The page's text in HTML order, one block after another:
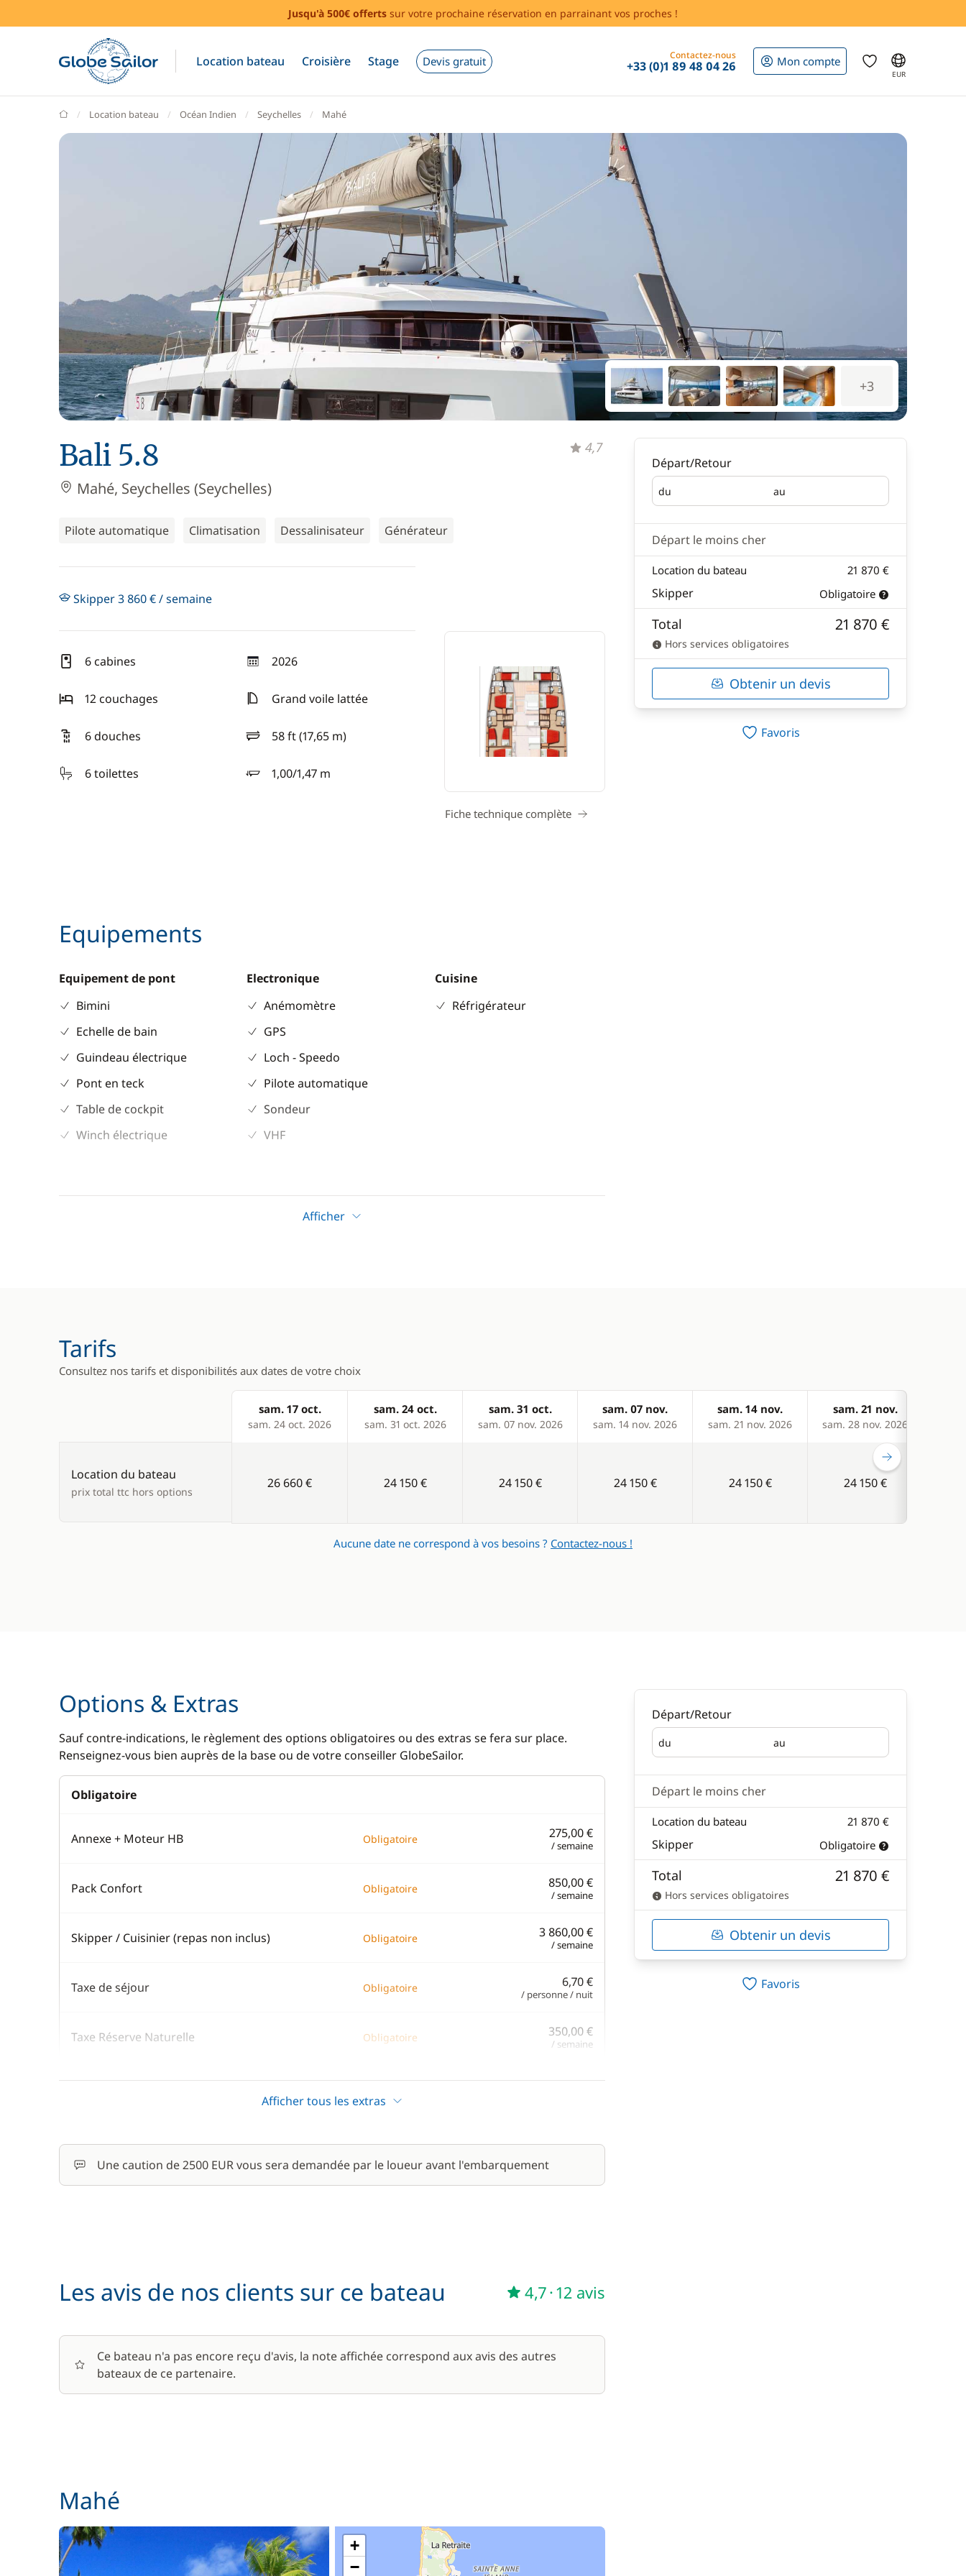
Jusqu'à 500€ offerts sur votre prochaine réservation en parrainant vos proches !
Location bateau Croisière Stage Devis gratuit Contactez-nous
+33 (0)1 89 48 04 26 Mon compte
EUR
GlobeSailor
Location bateau Océan Indien Seychelles Mahé
+3
Bali 5.8
Mahé, Seychelles (Seychelles)
Pilote automatique Climatisation Dessalinisateur Générateur
4,7
Skipper 3 860 € / semaine
6 cabines 2026
année
12 couchages
Grand voile lattée
6 douches 58 ft (17,65 m)
longueur
6 toilettes
1,00/1,47 m
tirant d'eau
Fiche technique complète
Equipements
Equipement de pont
Bimini
Echelle de bain
Guindeau électrique
Pont en teck
Table de cockpit
Winch électrique
Electronique
Anémomètre
GPS
Loch - Speedo
Pilote automatique
Sondeur
VHF
Cuisine
Réfrigérateur
Afficher
Départ/Retour
du
Départ au
Retour
Départ le moins cher
Location du bateau 21 870 €
Skipper Obligatoire
Total 21 870 €
Hors services obligatoires
Obtenir un devis
Favoris
Tarifs
Consultez nos tarifs et disponibilités aux dates de votre choix
Products
sam. 17 oct.
sam. 24 oct. 2026
sam. 24 oct.
sam. 31 oct. 2026
sam. 31 oct.
sam. 07 nov. 2026
sam. 07 nov.
sam. 14 nov. 2026
sam. 14 nov.
sam. 21 nov. 2026
sam. 21 nov.
sam. 28 nov. 2026
Location du bateau
prix total ttc hors options
26 660 € 24 150 € 24 150 € 24 150 € 24 150 € 24 150 €
Aucune date ne correspond à vos besoins ? Contactez-nous !
Options & Extras
Sauf contre-indications, le règlement des options obligatoires ou des extras se fera sur place.
Renseignez-vous bien auprès de la base ou de votre conseiller GlobeSailor.
Obligatoire
Annexe + Moteur HB Obligatoire 275,00 €
/ semaine
Pack Confort Obligatoire 850,00 €
/ semaine
Skipper / Cuisinier (repas non inclus) Obligatoire 3 860,00 €
/ semaine
Taxe de séjour Obligatoire 6,70 €
/ personne / nuit
Taxe Réserve Naturelle Obligatoire 350,00 €
/ semaine
Hôtesse (repas non inclus) / semaine
95,00 €
Pension complète 225,00 €
/ semaine
À partir de
/ semaine
Afficher tous les extras
Une caution de 2500 EUR vous sera demandée par le loueur avant l'embarquement
Les avis de nos clients sur ce bateau 4,7·12 avis
Ce bateau n'a pas encore reçu d'avis, la note affichée correspond aux avis des autres
bateaux de ce partenaire.
Mahé
+
−
Départ/Retour
du
Départ au
Retour
Départ le moins cher
Location du bateau 21 870 €
Skipper Obligatoire
Total 21 870 €
Hors services obligatoires
Obtenir un devis
Favoris